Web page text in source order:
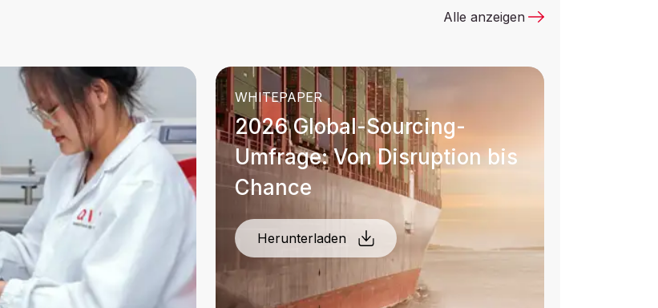
Alle anzeigen
WHITEPAPER
2026 Global-Sourcing-
Umfrage: Von Disruption bis
Chance
Herunterladen